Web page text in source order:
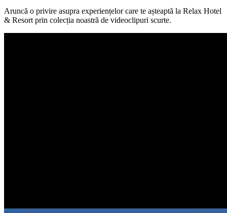
Aruncă o privire asupra experiențelor care te așteaptă la Relax Hotel
& Resort prin colecția noastră de videoclipuri scurte.